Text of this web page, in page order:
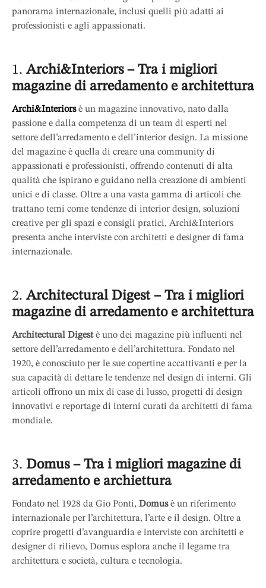
panorama internazionale, inclusi quelli più adatti ai
professionisti e agli appassionati.
1. Archi&Interiors – Tra i migliori
magazine di arredamento e architettura
Archi&Interiorsè un magazine innovativo, nato dalla
passione e dalla competenza di un team di esperti nel
settore dell’arredamento e dell’interior design. La missione
del magazine è quella di creare una community di
appassionati e professionisti, offrendo contenuti di alta
qualità che ispirano e guidano nella creazione di ambienti
unici e di classe. Oltre a una vasta gamma di articoli che
trattano temi come tendenze di interior design, soluzioni
creative per gli spazi e consigli pratici, Archi&Interiors
presenta anche interviste con architetti e designer di fama
internazionale.
2. Architectural Digest – Tra i migliori
magazine di arredamento e architettura
Architectural Digestè uno dei magazine più influenti nel
settore dell’arredamento e dell’architettura. Fondato nel
1920, è conosciuto per le sue copertine accattivanti e per la
sua capacità di dettare le tendenze nel design di interni. Gli
articoli offrono un mix di case di lusso, progetti di design
innovativi e reportage di interni curati da architetti di fama
mondiale.
3. Domus – Tra i migliori magazine di
arredamento e archiettura
Fondato nel 1928 da Gio Ponti, Domusè un riferimento
internazionale per l’architettura, l’arte e il design. Oltre a
coprire progetti d’avanguardia e interviste con architetti e
designer di rilievo, Domus esplora anche il legame tra
architettura e società, cultura e tecnologia.